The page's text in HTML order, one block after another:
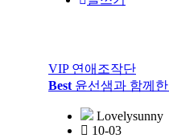
VIP 연애조작단
Best 윤선샘과 함께
Lovelysunny
10-03